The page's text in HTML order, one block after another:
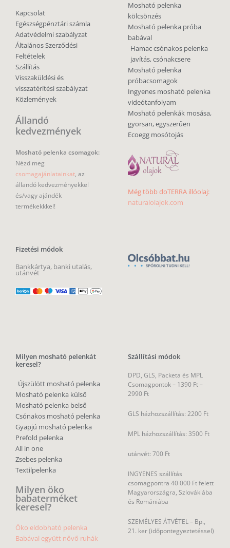
Kapcsolat
Egészségpénztári számla
Adatvédelmi szabályzat
Általános Szerződési
Feltételek
Szállítás
Visszaküldési és
visszatérítési szabályzat
Közlemények
Állandó
kedvezmények
Mosható pelenka csomagok:
Nézd meg
csomagajánlatainkat, az
állandó kedvezményekkel
és/vagy ajándék
termékekkkel!
Fizetési módok
Bankkártya, banki utalás,
utánvét
Mosható pelenka
kölcsönzés
Mosható pelenka próba
babával
Hamac csónakos pelenka
javítás, csónakcsere
Mosható pelenka
próbacsomagok
Ingyenes mosható pelenka
videótanfolyam
Mosható pelenkák mosása,
gyorsan, egyszerűen
Ecoegg mosótojás
Még több doTERRA illóolaj:
naturalolajok.com
Milyen mosható pelenkát
keresel?
Újszülött mosható pelenka
Mosható pelenka külső
Mosható pelenka belső
Csónakos mosható pelenka
Gyapjú mosható pelenka
Prefold pelenka
All in one
Zsebes pelenka
Textilpelenka
Milyen öko
babaterméket
keresel?
Öko eldobható pelenka
Babával együtt nővő ruhák
Szállítási módok
DPD, GLS, Packeta és MPL
Csomagpontok – 1390 Ft –
2990 Ft
GLS házhozszállítás: 2200 Ft
MPL házhozszállítás: 3500 Ft
utánvét: 700 Ft
INGYENES szállítás
csomagpontra 40 000 Ft felett
Magyarországra, Szlovákiába
és Romániába
SZEMÉLYES ÁTVÉTEL – Bp.,
21. ker (időpontegyeztetéssel)